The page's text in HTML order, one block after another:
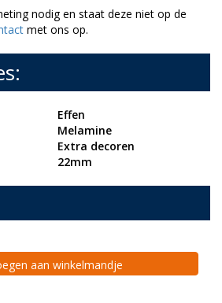
nodig en staat deze niet op de
met ons op.
Effen
Melamine
Extra decoren
22mm
aan winkelmandje